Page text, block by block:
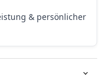
& persönlicher